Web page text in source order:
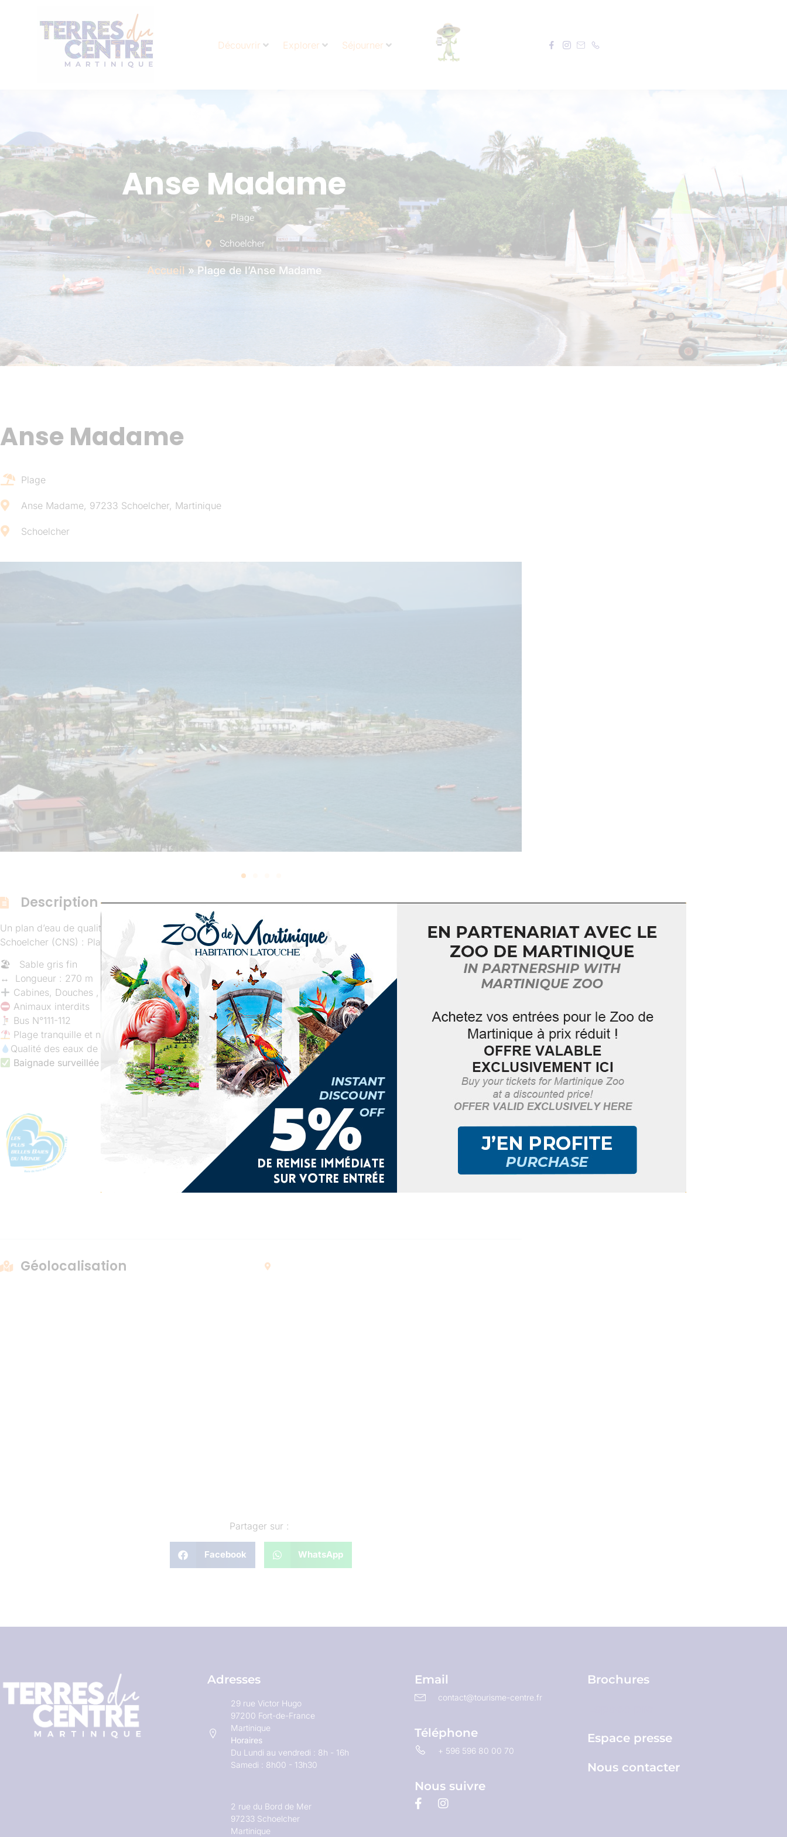
Découvrir Explorer Séjourner
Anse Madame
Plage
Schoelcher
Accueil » Plage de l’Anse Madame
Anse Madame
Plage
Anse Madame, 97233 Schoelcher, Martinique
Schoelcher
Description
Un plan d’eau de qualité alliant le plaisir de la baignade à la pratique des loisirs proposés par le Cercle Nautique de
Schoelcher (CNS) : Planche à voile, kayak de mer, hobbie cat ou encore laser.
🏖 Sable gris fin
↔️ Longueur : 270 m
Cabines, Douches , Toilettes (payantes), parking, Centre nautique
Animaux interdits
Bus N°111-112
Plage tranquille et non surpeuplée
Qualité des eaux de baignade >cliquez ici
Baignade surveillée
Géolocalisation
Partager sur :
Facebook WhatsApp
Adresses
29 rue Victor Hugo
97200 Fort-de-France
Martinique
Horaires
Du Lundi au vendredi : 8h - 16h
Samedi : 8h00 - 13h30
2 rue du Bord de Mer
97233 Schoelcher
Martinique
Email
contact@tourisme-centre.fr
Téléphone
+ 596 596 80 00 70
Nous suivre
Brochures
Espace presse
Nous contacter